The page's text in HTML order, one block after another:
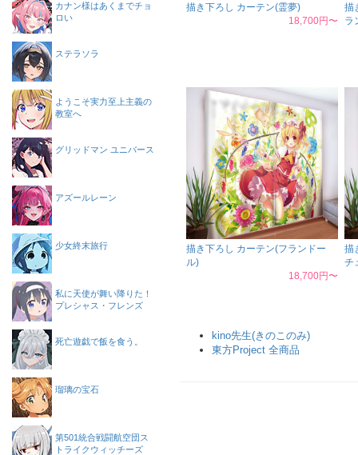
描き下ろし カーテン(霊夢)
18,700円〜
描
ラ
描き下ろし カーテン(フランドー
ル)
18,700円〜
描
チ
kino先生(きのこのみ)
東方Project 全商品
カナン様はあくまでチョ
ロい
ステラソラ
ようこそ実力至上主義の
教室へ
グリッドマン ユニバース
アズールレーン
少女終末旅行
私に天使が舞い降りた！
プレシャス・フレンズ
死亡遊戯で飯を食う。
瑠璃の宝石
第501統合戦闘航空団ス
トライクウィッチーズ